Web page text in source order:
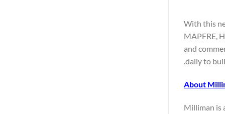
With this
MAPFRE,
and
daily to
About
Milliman is